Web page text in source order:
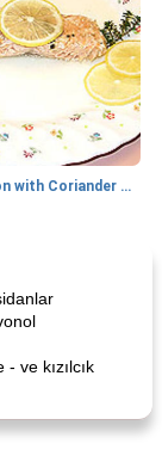
Baked Salmon with Coriander and Thyme
ve kızılcık